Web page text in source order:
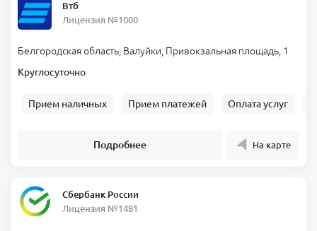
Втб
Лицензия №1000
Белгородская область, Валуйки, Привокзальная площадь, 1
Круглосуточно
Прием наличных Прием платежей Оплата услуг
Подробнее На карте
Сбербанк России
Лицензия №1481